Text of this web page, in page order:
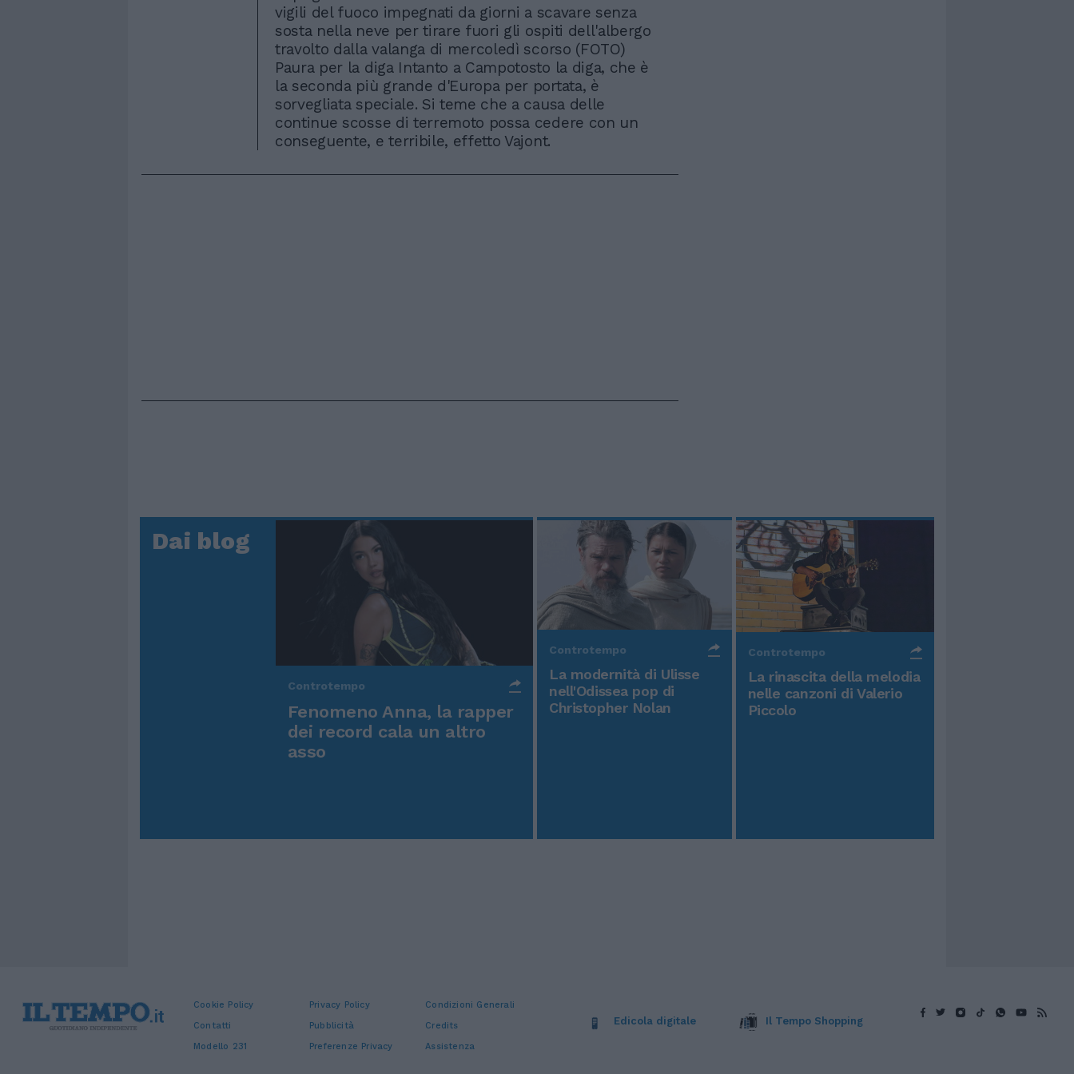
vigili del fuoco impegnati da giorni a scavare senza
sosta nella neve per tirare fuori gli ospiti dell'albergo
travolto dalla valanga di mercoledì scorso (FOTO)
Paura per la diga Intanto a Campotosto la diga, che è
la seconda più grande d'Europa per portata, è
sorvegliata speciale. Si teme che a causa delle
continue scosse di terremoto possa cedere con un
conseguente, e terribile, effetto Vajont.
Dai blog
Controtempo
Fenomeno Anna, la rapper
dei record cala un altro
asso
Controtempo
La modernità di Ulisse
nell'Odissea pop di
Christopher Nolan
Controtempo
La rinascita della melodia
nelle canzoni di Valerio
Piccolo
Cookie Policy Privacy Policy
Condizioni Generali
Contatti
Pubblicità
Credits
Modello 231
Preferenze Privacy Assistenza
Edicola digitale Il Tempo Shopping